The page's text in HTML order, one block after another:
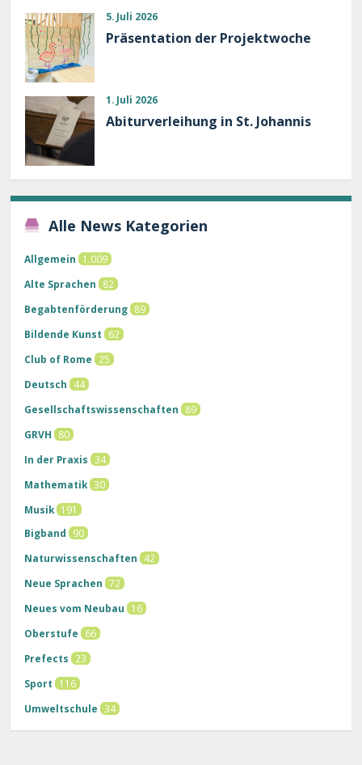
5. Juli 2026
Präsentation der Projektwoche
1. Juli 2026
Abiturverleihung in St. Johannis
Alle News Kategorien
Allgemein
1.009
Alte Sprachen
82
Begabtenförderung 89
Bildende Kunst
62
Club of Rome
25
Deutsch
44
Gesellschaftswissenschaften
89
GRVH
80
In der Praxis 34
Mathematik 30
Musik 191
Bigband
90
Naturwissenschaften
42
Neue Sprachen 72
Neues vom Neubau
16
Oberstufe
66
Prefects
23
Sport
116
Umweltschule 34